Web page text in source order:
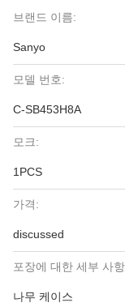
브랜드 이름:
Sanyo
모델 번호:
C-SB453H8A
모크:
1PCS
가격:
discussed
포장에 대한 세부 사
나무 케이스